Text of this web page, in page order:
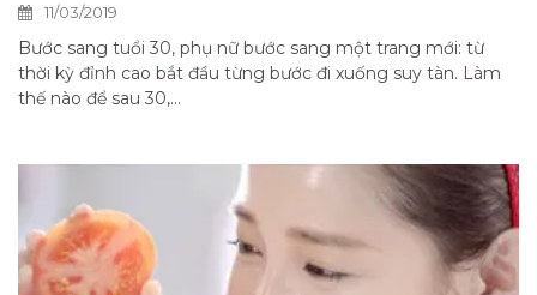
11/03/2019
Bước sang tuổi 30, phụ nữ bước sang một trang mới: từ
thời kỳ đỉnh cao bắt đầu từng bước đi xuống suy tàn. Làm
thế nào để sau 30,...